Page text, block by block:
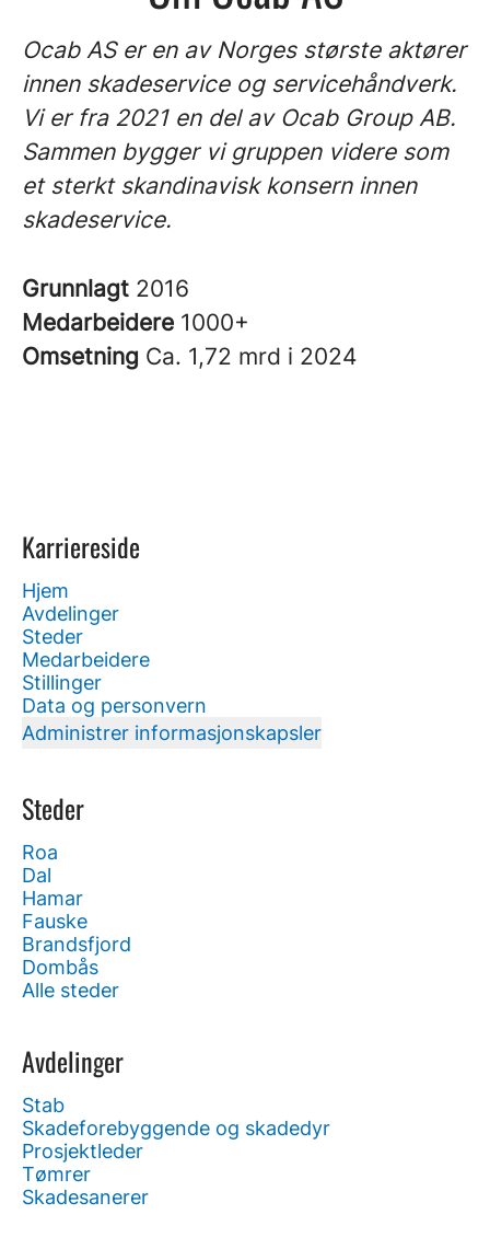
Ocab AS er en av Norges største aktører
innen skadeservice og servicehåndverk.
Vi er fra 2021 en del av Ocab Group AB.
Sammen bygger vi gruppen videre som
et sterkt skandinavisk konsern innen
skadeservice.
Grunnlagt 2016
Medarbeidere 1000+
Omsetning Ca. 1,72 mrd i 2024
Karriereside
Hjem
Avdelinger
Steder
Medarbeidere
Stillinger
Data og personvern
Administrer informasjonskapsler
Steder
Roa
Dal
Hamar
Fauske
Brandsfjord
Dombås
Alle steder
Avdelinger
Stab
Skadeforebyggende og skadedyr
Prosjektleder
Tømrer
Skadesanerer